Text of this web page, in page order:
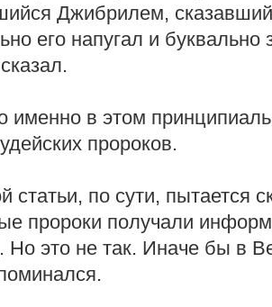
Джибрилем,
его напугал и
именно в этом
пророков.
статьи, по сути, пытается
пророки получали
это не так. Иначе бы в